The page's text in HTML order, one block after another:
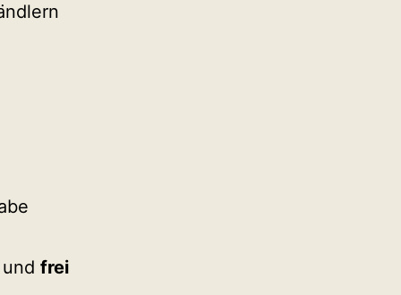
frei